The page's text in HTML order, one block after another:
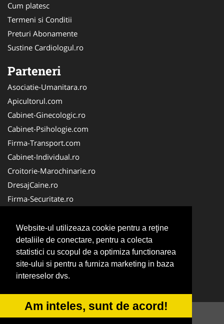
Website-ul utilizeaza cookie pentru a reţine
detaliile de conectare, pentru a colecta
statistici cu scopul de a optimiza functionarea
site-ului si pentru a furniza marketing in baza
intereselor dvs.
Am inteles, sunt de acord!
Cum platesc
Termeni si Conditii
Preturi Abonamente
Sustine Cardiologul.ro
Parteneri
Asociatie-Umanitara.ro
Apicultorul.com
Cabinet-Ginecologic.ro
Cabinet-Psihologie.com
Firma-Transport.com
Cabinet-Individual.ro
Croitorie-Marochinarie.ro
DresajCaine.ro
Firma-Securitate.ro
Alpinist-Utilitar.com
CramaVinuri.ro
InstalatiiSolare.com
NonStopDeschis.ro